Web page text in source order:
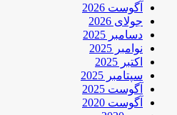
آگوست 2026
جولای 2026
دسامبر 2025
نوامبر 2025
اکتبر 2025
سپتامبر 2025
آگوست 2025
آگوست 2020